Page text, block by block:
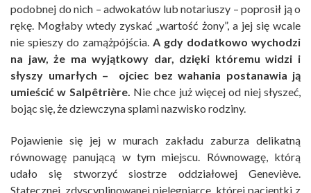
podobnej do nich – adwokatów lub notariuszy – poprosił ją o
rękę. Mogłaby wtedy zyskać „wartość żony”, a jej się wcale
nie spieszy do zamążpójścia. A gdy dodatkowo wychodzi
na jaw, że ma wyjątkowy dar, dzięki któremu widzi i
słyszy umarłych – ojciec bez wahania postanawia ją
umieścić w Salpêtrière. Nie chce już więcej od niej słyszeć,
bojąc się, że dziewczyna splami nazwisko rodziny.
Pojawienie się jej w murach zakładu zaburza delikatną
równowagę panującą w tym miejscu. Równowagę, którą
udało się stworzyć siostrze oddziałowej Geneviève.
Statecznej, zdyscyplinowanej pielęgniarce, której pacjentki z